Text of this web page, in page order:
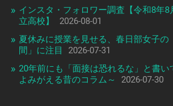
インスタ・フォロワー調査【令和8年
立高校】
2026-08-01
夏休みに授業を見せる、春日部女子の
間」に注目
2026-07-31
20年前にも「面接は恐れるな」と書
よみがえる昔のコラム～
2026-07-30